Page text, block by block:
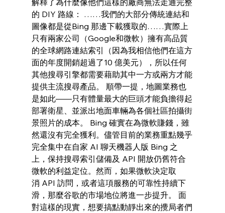
解釋了為什麼像他們這樣的廠商無法走通完整
的 DIY 路線： ……我們的大部分傳統連結和
圖像都是從Bing 那邊下載獲取的……實際上
只有兩家公司（Google和微軟）擁有高品質
的全球網路連結索引（因為我相信他們在這方
面的年度開銷超過了10 億美元），所以任何
其他搜尋引擎都需要藉助其中一方或兩方才能
提供主流搜尋產品。 順帶一提，地圖業務也
是如此——只有體量最大的巨頭才能負擔得起
部署衛星、並派出地面車輛為各個社區拍攝街
景照片的成本。 Bing 確實在為微軟賺錢，雖
然還沒有完全獲利。儘管目前的業務重點幾乎
完全集中在自家 AI 聊天機器人版 Bing 之
上，保持搜尋索引儲備及 API 開放仍舊符合
微軟的利益定位。然而，如果微軟決定取
消 API 訪問，或者這項服務的可靠性持續下
滑，那麼谷歌的市場地位將進一步提升。 面
對這樣的現實，想要搞點動靜出來的攪局者們